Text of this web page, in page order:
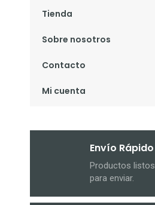
Tienda
Sobre nosotros
Contacto
Mi cuenta
Envío Rápido
Productos listos
para enviar.